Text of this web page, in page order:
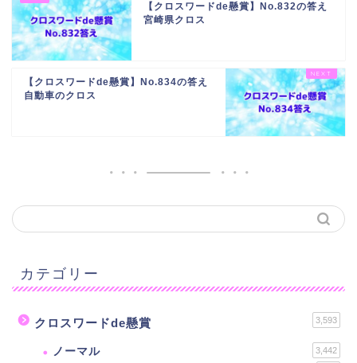
【クロスワードde懸賞】No.832の答え
宮崎県クロス
【クロスワードde懸賞】No.834の答え
自動車のクロス
カテゴリー
クロスワードde懸賞 3,593
ノーマル 3,442